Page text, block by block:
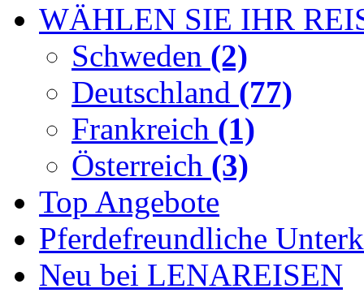
WÄHLEN SIE IHR
Schweden (2)
Deutschland (77)
Frankreich (1)
Österreich (3)
Top Angebote
Pferdefreundliche
Neu bei LENAREISEN